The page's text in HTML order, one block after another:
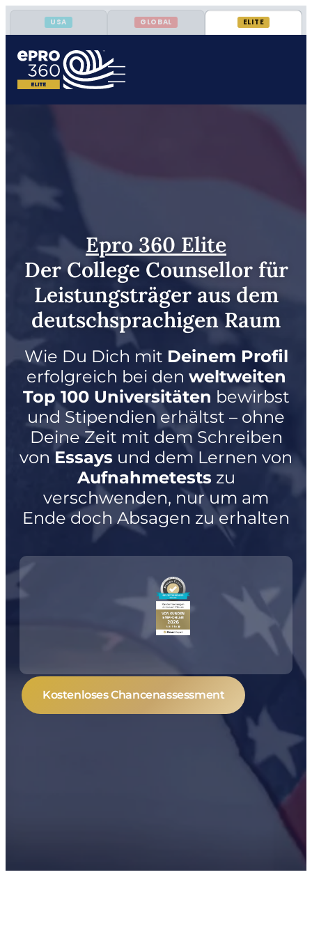
USA GLOBAL ELITE
Epro 360 Elite
Der College Counsellor für
Leistungsträger aus dem
deutschsprachigen Raum
Wie Du Dich mit Deinem Profil
erfolgreich bei den weltweiten
Top 100 Universitäten bewirbst
und Stipendien erhältst – ohne
Deine Zeit mit dem Schreiben
von Essays und dem Lernen von
Aufnahmetests zu
verschwenden, nur um am
Ende doch Absagen zu erhalten
Kostenloses Chancenassessment